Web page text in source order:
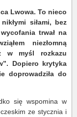
Lwowa. To nieco
siłami, bez
trwał na
niezłomną
w myśl rozkazu
Dopiero krytyka
doprowadziła do
się wspomina w
ze stycznia i